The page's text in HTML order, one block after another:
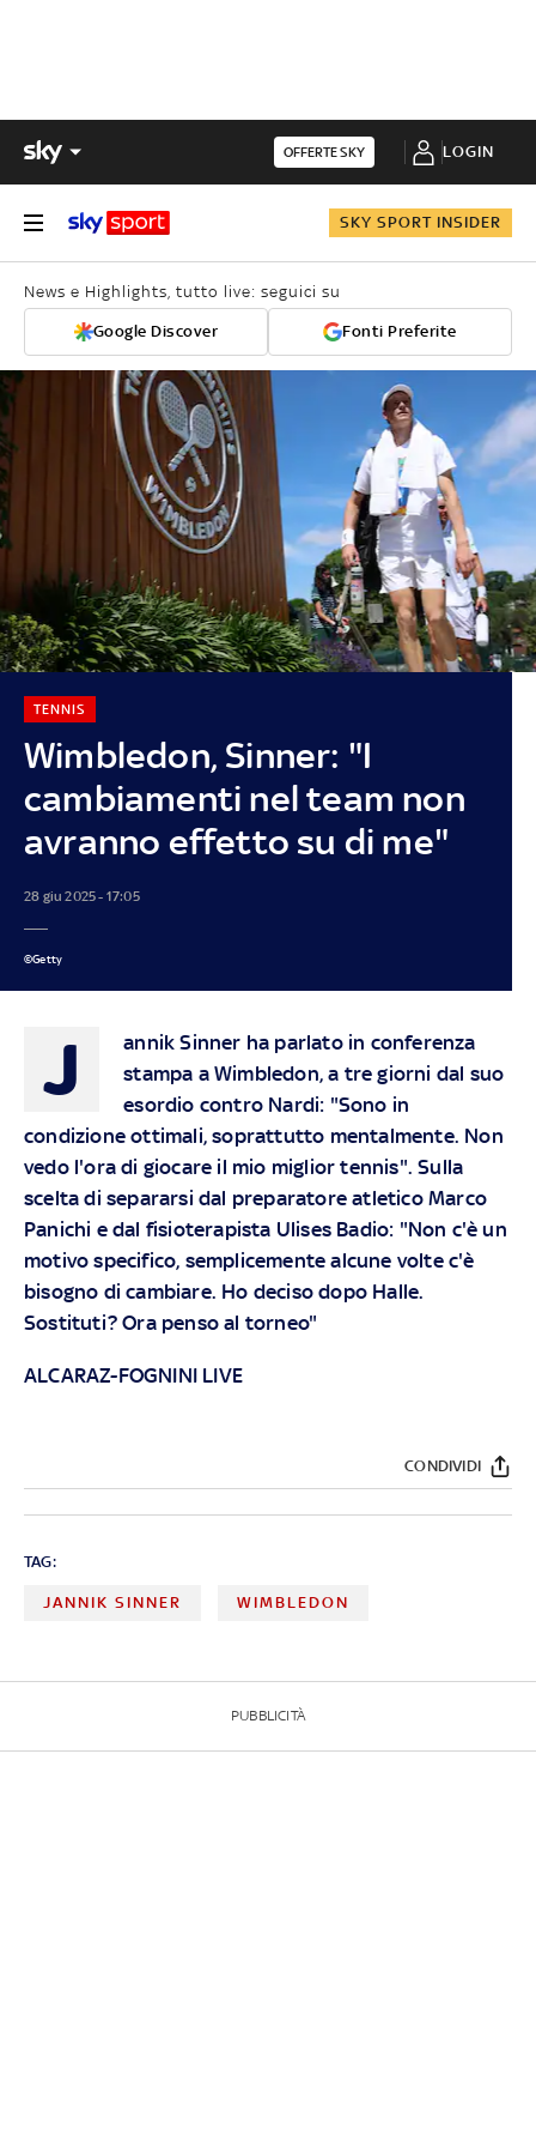
OFFERTE SKY LOGIN
SKY SPORT INSIDER
News e Highlights, tutto live: seguici su
Google Discover Fonti Preferite
Wimbledon, Sinner: "I
cambiamenti nel team non
avranno effetto su di me"
TENNIS
28 giu 2025 - 17:05
©Getty
J
annik Sinner ha parlato in conferenza
stampa a Wimbledon, a tre giorni dal suo
esordio contro Nardi: "Sono in
condizione ottimali, soprattutto mentalmente. Non
vedo l'ora di giocare il mio miglior tennis". Sulla
scelta di separarsi dal preparatore atletico Marco
Panichi e dal fisioterapista Ulises Badio: "Non c'è un
motivo specifico, semplicemente alcune volte c'è
bisogno di cambiare. Ho deciso dopo Halle.
Sostituti? Ora penso al torneo"
ALCARAZ-FOGNINI LIVE
CONDIVIDI
TAG:
JANNIK SINNER WIMBLEDON
PUBBLICITÀ